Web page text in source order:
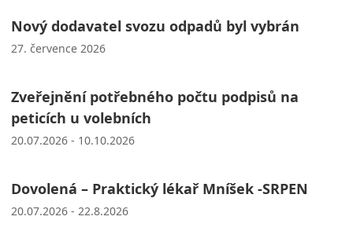
Nový dodavatel svozu odpadů byl vybrán
27. července 2026
Zveřejnění potřebného počtu podpisů na
peticích u volebních
20.07.2026 - 10.10.2026
Dovolená – Praktický lékař Mníšek -SRPEN
20.07.2026 - 22.8.2026